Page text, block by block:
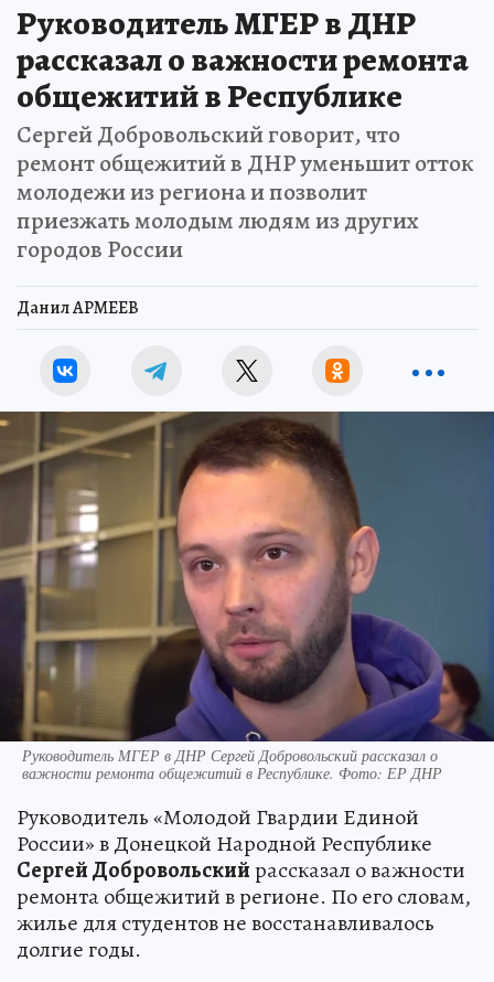
Руководитель МГЕР в ДНР
рассказал о важности ремонта
общежитий в Республике
Сергей Добровольский говорит, что
ремонт общежитий в ДНР уменьшит отток
молодежи из региона и позволит
приезжать молодым людям из других
городов России
Данил АРМЕЕВ
Руководитель МГЕР в ДНР Сергей Добровольский рассказал о
важности ремонта общежитий в Республике. Фото: ЕР ДНР
Руководитель «Молодой Гвардии Единой
России» в Донецкой Народной Республике
Сергей Добровольскийрассказал о важности
ремонта общежитий в регионе. По его словам,
жилье для студентов не восстанавливалось
долгие годы.